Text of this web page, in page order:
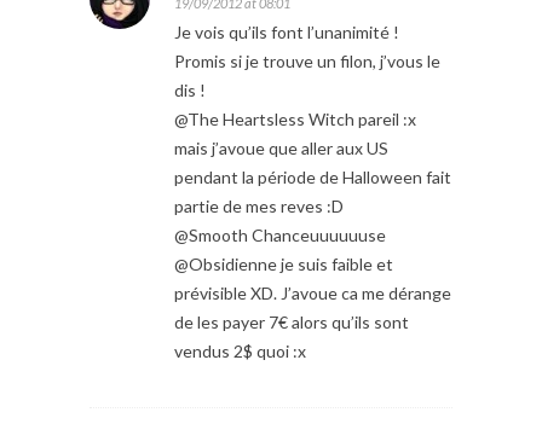
Je vois qu’ils font l’unanimité !
Promis si je trouve un filon, j’vous le
dis !
@The Heartsless Witch pareil :x
mais j’avoue que aller aux US
pendant la période de Halloween fait
partie de mes reves :D
@Smooth Chanceuuuuuuse
@Obsidienne je suis faible et
prévisible XD. J’avoue ca me dérange
de les payer 7€ alors qu’ils sont
vendus 2$ quoi :x